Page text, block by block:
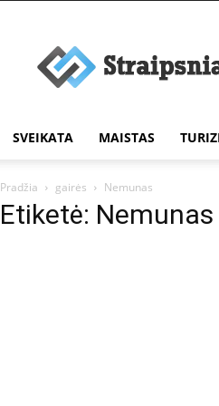
straipsniai
SVEIKATA MAISTAS
Pradžia gairės Nemunas
Etiketė: Nemunas